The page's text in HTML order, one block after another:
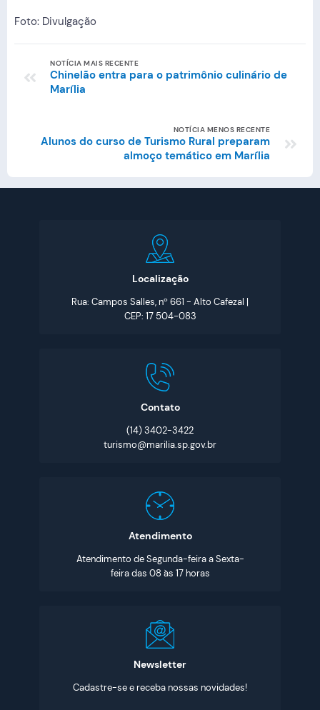
Foto: Divulgação
NOTÍCIA MAIS RECENTE
Chinelão entra para o patrimônio culinário de
Marília
NOTÍCIA MENOS RECENTE
Alunos do curso de Turismo Rural preparam
almoço temático em Marília
Localização
Rua: Campos Salles, nº 661 - Alto Cafezal |
CEP: 17 504-083
Contato
(14) 3402-3422
turismo@marilia.sp.gov.br
Atendimento
Atendimento de Segunda-feira a Sexta-
feira das 08 às 17 horas
Newsletter
Cadastre-se e receba nossas novidades!